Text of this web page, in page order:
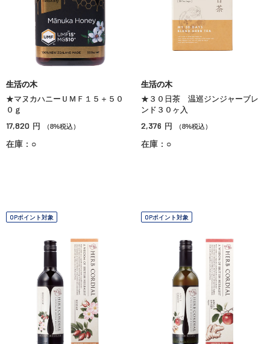
生活の木
★マヌカハニーＵＭＦ１５＋５０
０ｇ
17,820 円 （8%税込）
在庫：○
生活の木
★３０日茶 温巡ジンジャーブレ
ンド３０ヶ入
2,376 円 （8%税込）
在庫：○
OPポイント対象 OPポイント対象